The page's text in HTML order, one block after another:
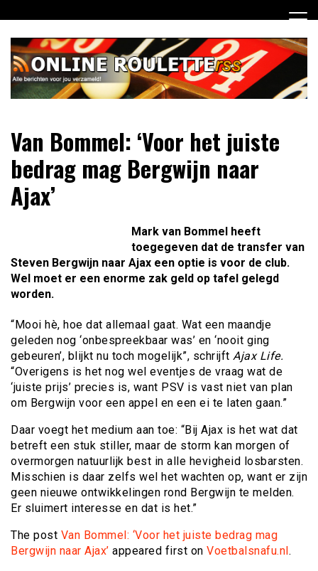
naar
inhoud
Online Roulette RSS
verzameld
Van Bommel: ‘Voor het juiste
bedrag mag Bergwijn naar
Ajax’
Mark van Bommel heeft
toegegeven dat de transfer van
Steven Bergwijn naar Ajax een optie is voor de club.
Wel moet er een enorme zak geld op tafel gelegd
worden.
“Mooi hè, hoe dat allemaal gaat. Wat een maandje
geleden nog ‘onbespreekbaar was’ en ‘nooit ging
gebeuren’, blijkt nu toch mogelijk”, schrijft Ajax Life.
“Overigens is het nog wel eventjes de vraag wat de
‘juiste prijs’ precies is, want PSV is vast niet van plan
om Bergwijn voor een appel en een ei te laten gaan.”
Daar voegt het medium aan toe: “Bij Ajax is het wat dat
betreft een stuk stiller, maar de storm kan morgen of
overmorgen natuurlijk best in alle hevigheid losbarsten.
Misschien is daar zelfs wel het wachten op, want er zijn
geen nieuwe ontwikkelingen rond Bergwijn te melden.
Er sluimert interesse en dat is het.”
The post Van Bommel: ‘Voor het juiste bedrag mag
Bergwijn naar Ajax’ appeared first on Voetbalsnafu.nl.